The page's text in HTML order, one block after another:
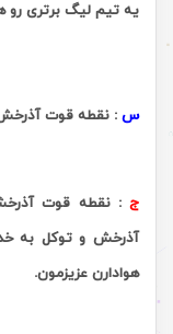
یه تیم لیگ برترى رو
س : نقطه قوت
ج : نقطه قوت
آذرخش و توکل به
هوادارن عزیزمون.